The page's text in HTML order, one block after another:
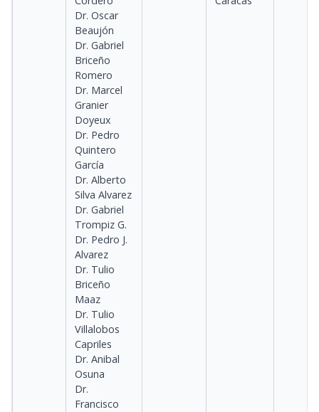
Dr. Oscar
Beaujón
Dr. Gabriel
Briceño
Romero
Dr. Marcel
Granier
Doyeux
Dr. Pedro
Quintero
García
Dr. Alberto
Silva Alvarez
Dr. Gabriel
Trompiz G.
Dr. Pedro J.
Alvarez
Dr. Tulio
Briceño
Maaz
Dr. Tulio
Villalobos
Capriles
Dr. Anibal
Osuna
Dr.
Francisco